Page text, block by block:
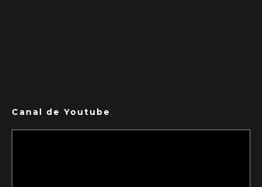
Canal de Youtube